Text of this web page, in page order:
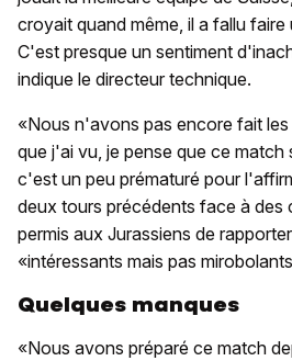
croyait quand même, il a fallu faire
C'est presque un sentiment
indique le directeur technique.
«Nous n'avons pas encore fait
que j'ai vu, je pense que ce match
c'est un peu prématuré pour
deux tours précédents face à des
permis aux Jurassiens de
«intéressants mais pas
Quelques manques
«Nous avons préparé ce match